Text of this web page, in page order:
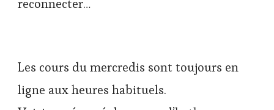
reconnecter…
Les cours du mercredis sont toujours en
ligne aux heures habituels.